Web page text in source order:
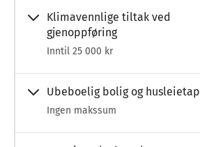
Klimavennlige tiltak ved
gjenoppføring
Inntil 25 000 kr
Ubeboelig bolig og husleietap
Ingen makssum